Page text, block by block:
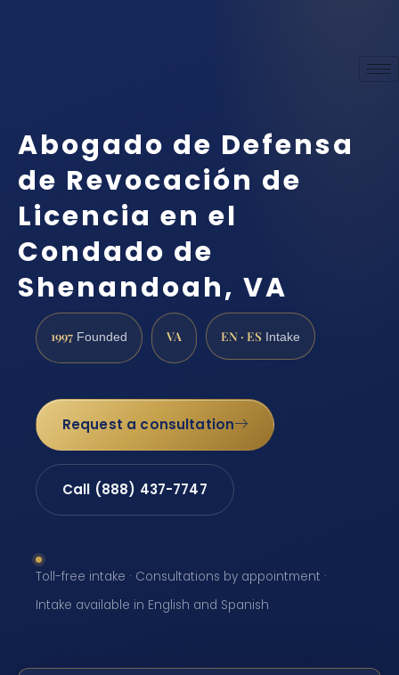
Abogado de Defensa
de Revocación de
Licencia en el
Condado de
Shenandoah, VA
1997 Founded VA EN · ES Intake
Request a consultation
Call (888) 437-7747
Toll-free intake · Consultations by appointment ·
Intake available in English and Spanish